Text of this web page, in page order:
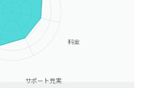
料金
サポート充実